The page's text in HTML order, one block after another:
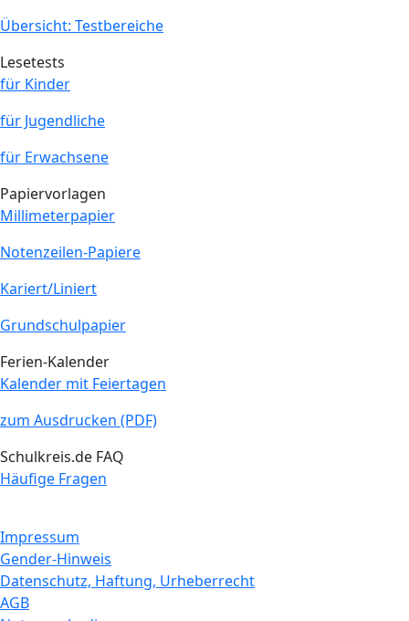
Übersicht: Testbereiche
Lesetests
für Kinder
für Jugendliche
für Erwachsene
Papiervorlagen
Millimeterpapier
Notenzeilen-Papiere
Kariert/Liniert
Grundschulpapier
Ferien-Kalender
Kalender mit Feiertagen
zum Ausdrucken (PDF)
Schulkreis.de FAQ
Häufige Fragen
Impressum
Gender-Hinweis
Datenschutz, Haftung, Urheberrecht
AGB